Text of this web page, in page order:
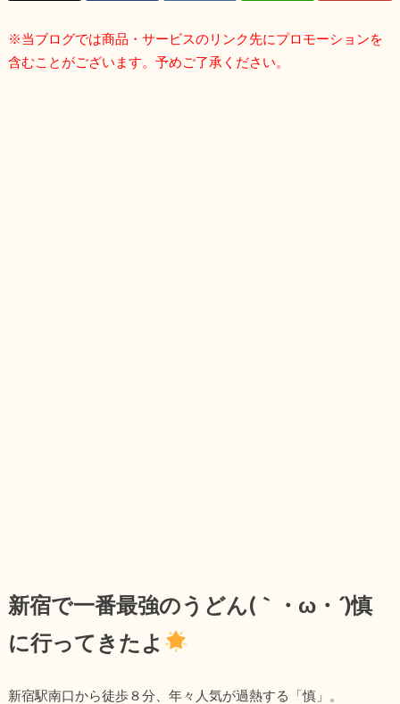
※当ブログでは商品・サービスのリンク先にプロモーションを
含むことがございます。予めご了承ください。
新宿で一番最強のうどん(｀・ω・´)慎
に行ってきたよ
新宿駅南口から徒歩８分、年々人気が過熱する「慎」。